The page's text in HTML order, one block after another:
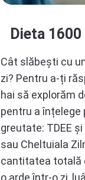
Dieta
Cât slăbești cu
zi? Pentru a-ți
hai să explorăm
pentru a înțelege
greutate: TDEE
sau Cheltuiala
cantitatea totală
o arde într-o zi,